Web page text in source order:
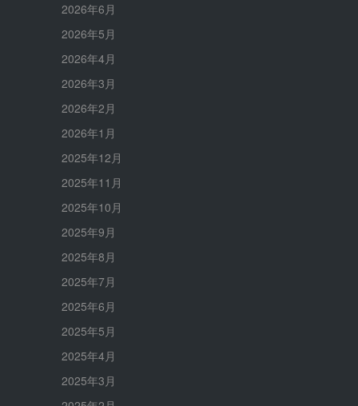
2026年6月
2026年5月
2026年4月
2026年3月
2026年2月
2026年1月
2025年12月
2025年11月
2025年10月
2025年9月
2025年8月
2025年7月
2025年6月
2025年5月
2025年4月
2025年3月